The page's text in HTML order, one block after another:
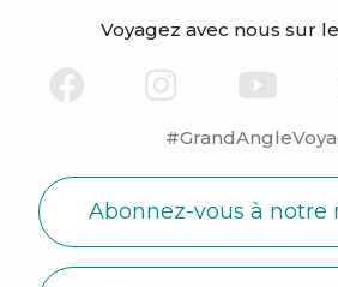
Voyagez avec nous sur
Abonnez-vous à notre